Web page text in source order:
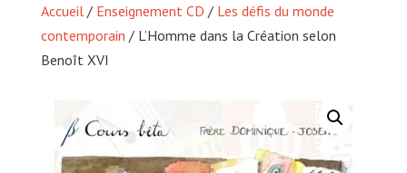
Accueil/ Enseignement CD / Les défis du monde
contemporain / L’Homme dans la Création selon
Benoît XVI